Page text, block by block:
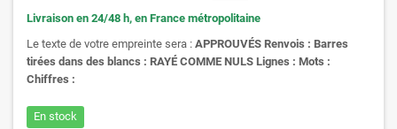
Livraison en 24/48 h, en France métropolitaine
Le texte de votre empreinte sera : APPROUVÉS Renvois : Barres
tirées dans des blancs : RAYÉ COMME NULS Lignes : Mots :
Chiffres :
En stock